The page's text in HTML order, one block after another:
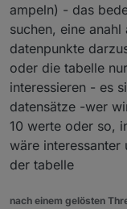
ampeln) - das
suchen, eine
datenpunkte
oder die tabelle
interessieren - es
datensätze -wer
10 werte oder so,
wäre interessanter
der tabelle
nach einem gelösten